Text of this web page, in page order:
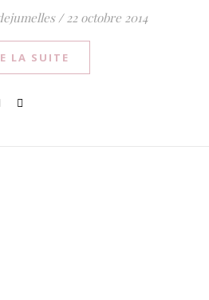
/ 22 octobre 2014
LA SUITE